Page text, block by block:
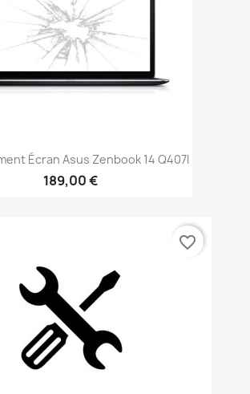
Écran Asus Zenbook 14 Q407I
189,00 €
favorite_border